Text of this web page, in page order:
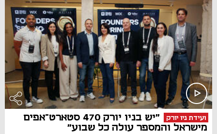
ועידת ניו יורק
"יש בניו יורק 470 סטארט־אפים
מישראל והמספר עולה כל שבוע"